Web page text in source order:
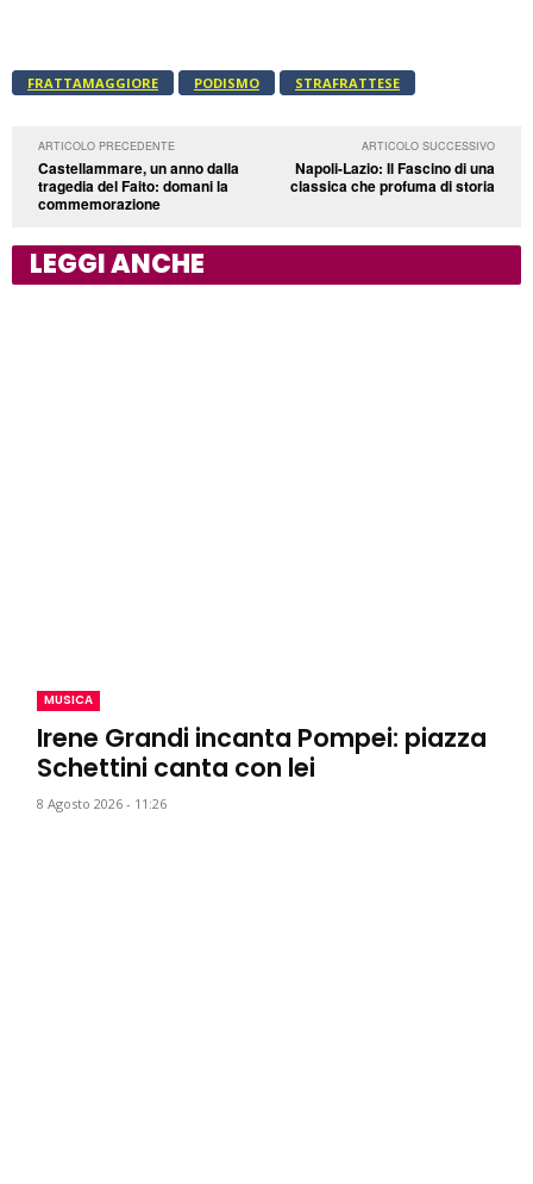
FRATTAMAGGIORE PODISMO STRAFRATTESE
ARTICOLO PRECEDENTE
Castellammare, un anno dalla
tragedia del Faito: domani la
commemorazione
ARTICOLO SUCCESSIVO
Napoli-Lazio: Il Fascino di una
classica che profuma di storia
LEGGI ANCHE
MUSICA
Irene Grandi incanta Pompei: piazza
Schettini canta con lei
8 Agosto 2026 - 11:26